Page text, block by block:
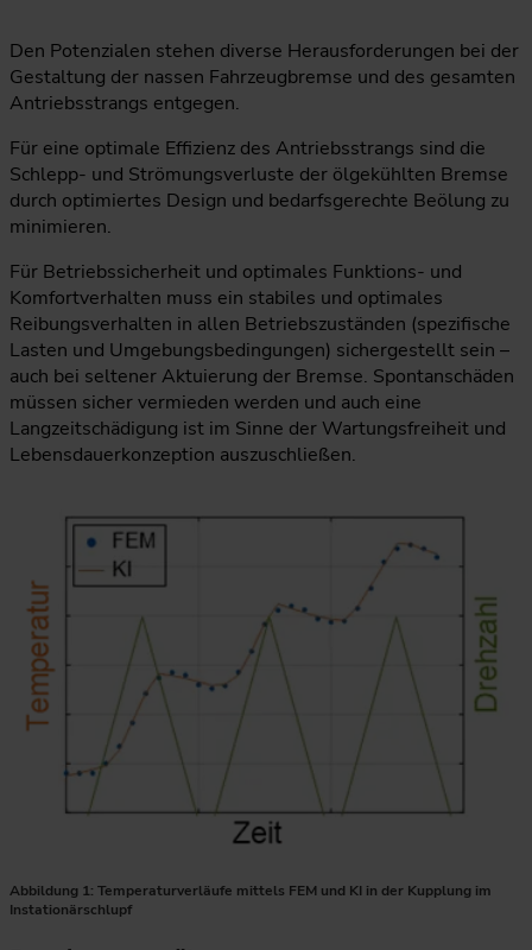
Den Potenzialen stehen diverse Herausforderungen bei der
Gestaltung der nassen Fahrzeugbremse und des gesamten
Antriebsstrangs entgegen.
Für eine optimale Effizienz des Antriebsstrangs sind die
Schlepp- und Strömungsverluste der ölgekühlten Bremse
durch optimiertes Design und bedarfsgerechte Beölung zu
minimieren.
Für Betriebssicherheit und optimales Funktions- und
Komfortverhalten muss ein stabiles und optimales
Reibungsverhalten in allen Betriebszuständen (spezifische
Lasten und Umgebungsbedingungen) sichergestellt sein –
auch bei seltener Aktuierung der Bremse. Spontanschäden
müssen sicher vermieden werden und auch eine
Langzeitschädigung ist im Sinne der Wartungsfreiheit und
Lebensdauerkonzeption auszuschließen.
Abbildung 1: Temperaturverläufe mittels FEM und KI in der Kupplung im
Instationärschlupf